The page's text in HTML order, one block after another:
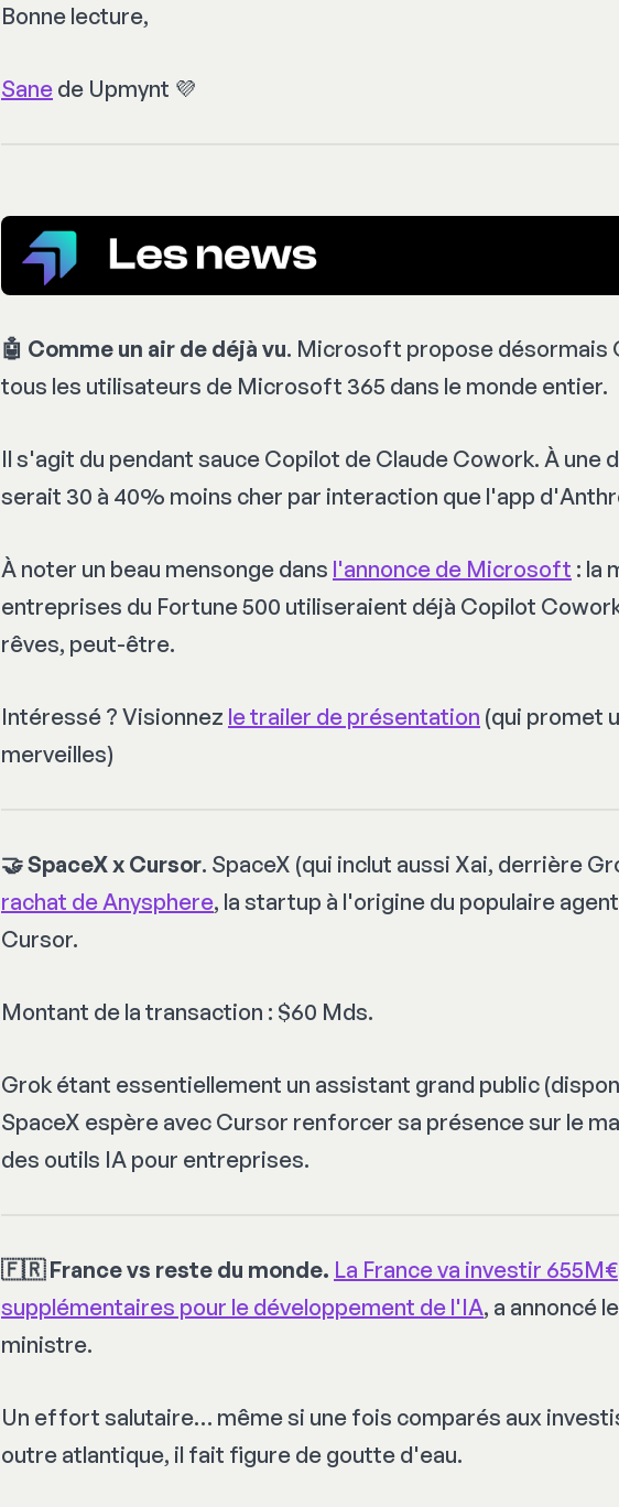
Bonne lecture,
Sane de Upmynt 💜
🤖 Comme un air de déjà vu. Microsoft propose désormais
tous les utilisateurs de Microsoft 365 dans le monde entier.
Il s'agit du pendant sauce Copilot de Claude Cowork. À une
serait 30 à 40% moins cher par interaction que l'app
À noter un beau mensonge dans l'annonce de Microsoft : la
entreprises du Fortune 500 utiliseraient déjà Copilot
rêves, peut-être.
Intéressé ? Visionnez le trailer de présentation (qui promet
merveilles)
🤝 SpaceX x Cursor. SpaceX (qui inclut aussi Xai, derrière
rachat de Anysphere, la startup à l'origine du populaire
Cursor.
Montant de la transaction : $60 Mds.
Grok étant essentiellement un assistant grand public
SpaceX espère avec Cursor renforcer sa présence sur le
des outils IA pour entreprises.
🇫🇷 France vs reste du monde. La France va investir 655M€
supplémentaires pour le développement de l'IA, a annoncé
ministre.
Un effort salutaire… même si une fois comparés aux
outre atlantique, il fait figure de goutte d'eau.